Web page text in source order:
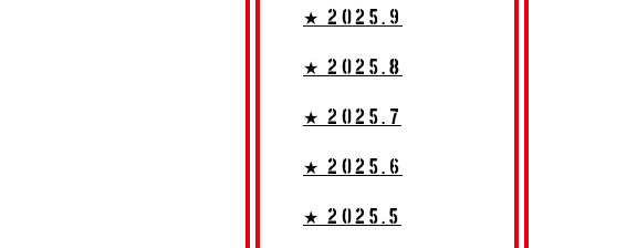
★ 2025.9
★ 2025.8
★ 2025.7
★ 2025.6
★ 2025.5